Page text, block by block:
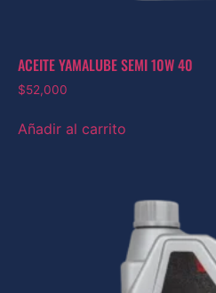
ACEITE YAMALUBE SEMI 10W 40
$52,000
Añadir al carrito